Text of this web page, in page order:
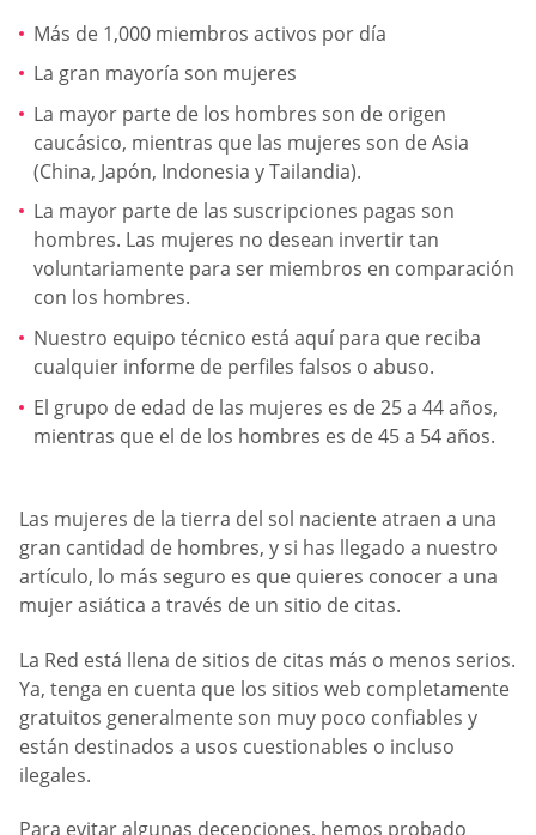
Más de 1,000 miembros activos por día
La gran mayoría son mujeres
La mayor parte de los hombres son de origen
caucásico, mientras que las mujeres son de Asia
(China, Japón, Indonesia y Tailandia).
La mayor parte de las suscripciones pagas son
hombres. Las mujeres no desean invertir tan
voluntariamente para ser miembros en comparación
con los hombres.
Nuestro equipo técnico está aquí para que reciba
cualquier informe de perfiles falsos o abuso.
El grupo de edad de las mujeres es de 25 a 44 años,
mientras que el de los hombres es de 45 a 54 años.
Las mujeres de la tierra del sol naciente atraen a una
gran cantidad de hombres, y si has llegado a nuestro
artículo, lo más seguro es que quieres conocer a una
mujer asiática a través de un sitio de citas.
La Red está llena de sitios de citas más o menos serios.
Ya, tenga en cuenta que los sitios web completamente
gratuitos generalmente son muy poco confiables y
están destinados a usos cuestionables o incluso
ilegales.
Para evitar algunas decepciones, hemos probado